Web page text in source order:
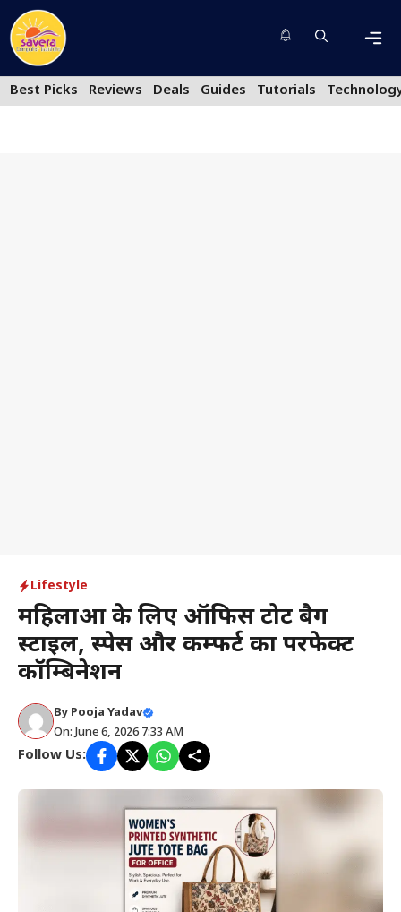
Skip
to
content
Best Picks
Reviews Deals Guides Tutorials
Lifestyle
महिलाओं के लिए ऑफिस टोट बैग
स्टाइल, स्पेस और कम्फर्ट का परफेक्ट
कॉम्बिनेशन
By Pooja Yadav
On: June 6, 2026 7:33 AM
Follow Us: